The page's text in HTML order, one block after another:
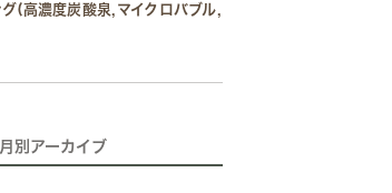
(高濃度炭酸泉,マイクロバブル,
月別アーカイブ